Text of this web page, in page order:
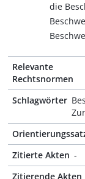
die
Relevante
Rechtsnormen
Schlagwörter
Zitierte Akten -
Zitierende Akten